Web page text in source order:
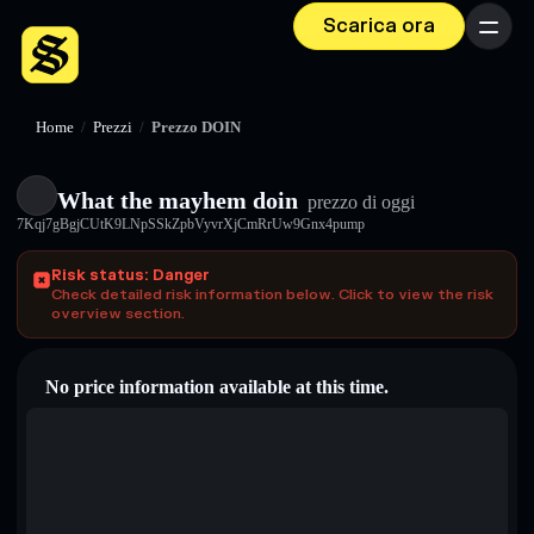
Scarica ora Menu
Home / Prezzi / Prezzo DOIN
What the mayhem doin prezzo di oggi
7Kqj7gBgjCUtK9LNpSSkZpbVyvrXjCmRrUw9Gnx4pump
Risk status: Danger
Check detailed risk information below. Click to view the risk
overview section.
No price information available at this time.